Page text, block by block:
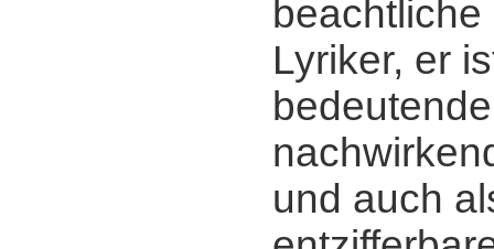
Lyriker, er
und auch